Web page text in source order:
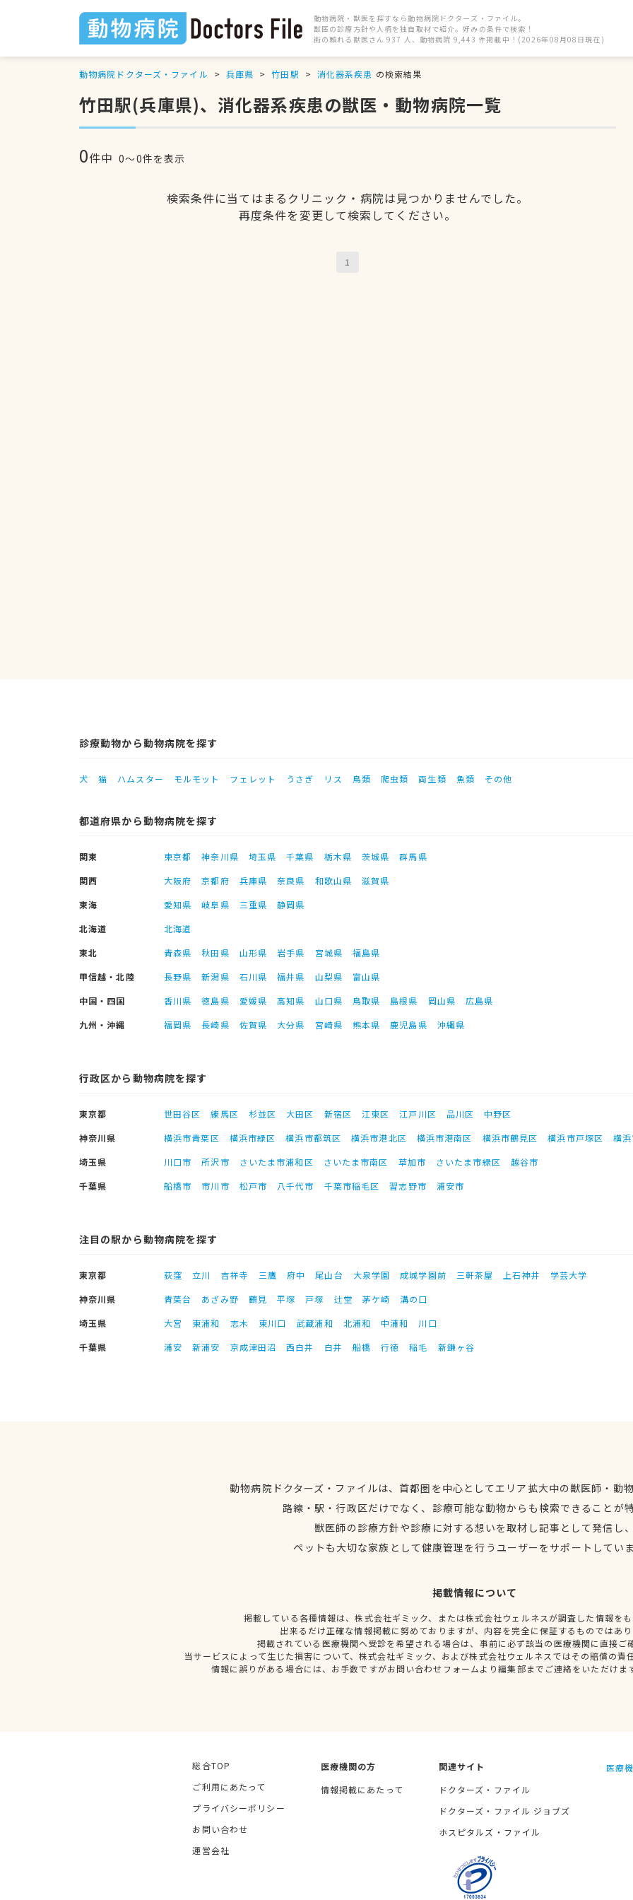
動物病院・獣医を探すなら動物病院ドクターズ・ファイル。
獣医の診療方針や人柄を独自取材で紹介。好みの条件で検索！
街の頼れる獣医さん 937 人、動物病院 9,443 件掲載中！(2026年08月08日現在)
動物病院ドクターズ・ファイル 兵庫県 竹田駅 消化器系疾患 の検索結果
竹田駅(兵庫県)、消化器系疾患の獣医・動物病院一覧
0件中 0〜0件を表示
検索条件に当てはまるクリニック・病院は見つかりませんでした。
再度条件を変更して検索してください。
1
診療動物から動物病院を探す
犬 猫 ハムスター モルモット フェレット うさぎ リス 鳥類 爬虫類 両生類 魚類 その他
都道府県から動物病院を探す
関東 東京都 神奈川県 埼玉県 千葉県 栃木県 茨城県
群馬県
関西
大阪府 京都府 兵庫県 奈良県 和歌山県
滋賀県
東海
愛知県 岐阜県 三重県
静岡県
北海道
北海道
東北
青森県 秋田県 山形県 岩手県 宮城県
福島県
甲信越・北陸
長野県 新潟県 石川県 福井県 山梨県
富山県
中国・四国
香川県 徳島県 愛媛県 高知県 山口県 鳥取県 島根県 岡山県
広島県
九州・沖縄
福岡県 長崎県 佐賀県 大分県 宮崎県 熊本県 鹿児島県 沖縄県
行政区から動物病院を探す
東京都 世田谷区 練馬区 杉並区 大田区 新宿区 江東区 江戸川区 品川区
中野区
神奈川県
横浜市青葉区 横浜市緑区 横浜市都筑区 横浜市港北区 横浜市港南区 横浜市鶴見区 横浜市戸塚区
横
埼玉県
川口市 所沢市 さいたま市浦和区 さいたま市南区 草加市 さいたま市緑区
越谷市
千葉県
船橋市 市川市 松戸市 八千代市 千葉市稲毛区 習志野市 浦安市
注目の駅から動物病院を探す
東京都 荻窪 立川 吉祥寺 三鷹 府中 尾山台 大泉学園 成城学園前 三軒茶屋 上石神井
学芸大学
神奈川県
青葉台 あざみ野 鶴見 平塚 戸塚 辻堂 茅ケ崎
溝の口
埼玉県
大宮 東浦和 志木 東川口 武蔵浦和 北浦和 中浦和
川口
千葉県
浦安 新浦安 京成津田沼 西白井 白井 船橋 行徳 稲毛 新鎌ヶ谷
動物病院ドクターズ・ファイルは、首都圏を中心としてエリア拡大中の獣医師・動
路線・駅・行政区だけでなく、診療可能な動物からも検索できることが
獣医師の診療方針や診療に対する想いを取材し記事として発信し
ペットも大切な家族として健康管理を行うユーザーをサポートしてい
掲載情報について
掲載している各種情報は、株式会社ギミック、または株式会社ウェルネスが調査した情報を
出来るだけ正確な情報掲載に努めておりますが、内容を完全に保証するものではあ
掲載されている医療機関へ受診を希望される場合は、事前に必ず該当の医療機関に直接ご
当サービスによって生じた損害について、株式会社ギミック、および株式会社ウェルネスではその賠償の責
情報に誤りがある場合には、お手数ですがお問い合わせフォームより編集部までご連絡をいただけま
総合TOP
ご利用にあたって
プライバシーポリシー
お問い合わせ
運営会社
医療機関の方
情報掲載にあたって
関連サイト
ドクターズ・ファイル
ドクターズ・ファイル ジョブズ
ホスピタルズ・ファイル
医療